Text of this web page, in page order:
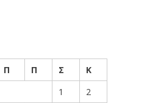
Π Π Σ
Κ
1
2